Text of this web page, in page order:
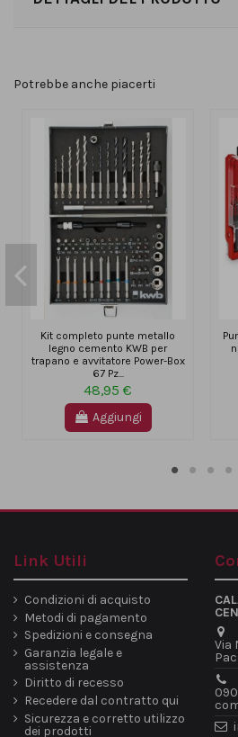
Potrebbe anche piacerti
Kit completo punte metallo
legno cemento KWB per
trapano e avvitatore Power-Box
67 Pz...
48,95 €
Aggiungi
Link Utili
Condizioni di acquisto
Metodi di pagamento
Spedizioni e consegna
Garanzia legale e
assistenza
Diritto di recesso
Recedere dal contratto qui
Sicurezza e corretto utilizzo
dei prodotti
Via